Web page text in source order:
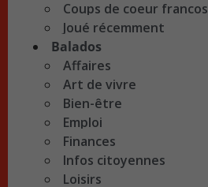
Coups de coeur francos
Joué récemment
Balados
Affaires
Art de vivre
Bien-être
Emploi
Finances
Infos citoyennes
Loisirs